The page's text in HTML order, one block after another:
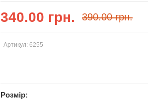
340.00 грн. 390.00 грн.
Артикул: 6255
Розмір: